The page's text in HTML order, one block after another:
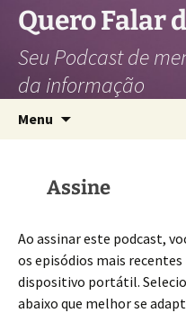
Pular
para
conteúdo
Quero Falar
Seu Podcast de
da informação
Menu
Assine
Ao assinar este podcast,
os episódios mais
dispositivo portátil.
abaixo que melhor se